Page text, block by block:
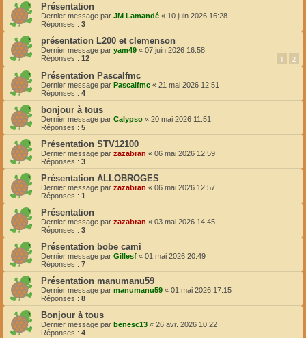
Présentation
Dernier message par JM Lamandé « 10 juin 2026 16:28
Réponses : 3
présentation L200 et clemenson
Dernier message par yam49 « 07 juin 2026 16:58
Réponses : 12 1 2
Présentation Pascalfmc
Dernier message par Pascalfmc « 21 mai 2026 12:51
Réponses : 4
bonjour à tous
Dernier message par Calypso « 20 mai 2026 11:51
Réponses : 5
Présentation STV12100
Dernier message par zazabran « 06 mai 2026 12:59
Réponses : 3
Présentation ALLOBROGES
Dernier message par zazabran « 06 mai 2026 12:57
Réponses : 1
Présentation
Dernier message par zazabran « 03 mai 2026 14:45
Réponses : 3
Présentation bobe cami
Dernier message par Gillesf « 01 mai 2026 20:49
Réponses : 7
Présentation manumanu59
Dernier message par manumanu59 « 01 mai 2026 17:15
Réponses : 8
Bonjour à tous
Dernier message par benesc13 « 26 avr. 2026 10:22
Réponses : 4